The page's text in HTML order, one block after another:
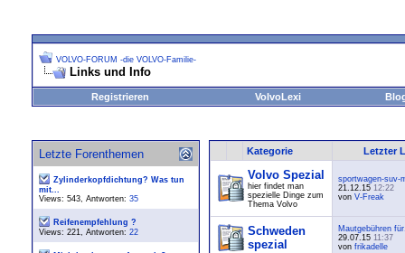
VOLVO-FORUM -die VOLVO-Familie-
Links und Info
Registrieren VolvoLexi
Letzte Forenthemen
Zylinderkopfdichtung? Was tun
mit...
Views: 543, Antworten: 35
Reifenempfehlung ?
Views: 221, Antworten: 22
Kategorie Letzter
Volvo Spezial
hier findet man
spezielle Dinge zum
Thema Volvo
sportwagen-suv-
21.12.15 12:22
von V-Freak
Schweden
spezial
Mautgebühren
29.07.15 11:37
von frikadelle